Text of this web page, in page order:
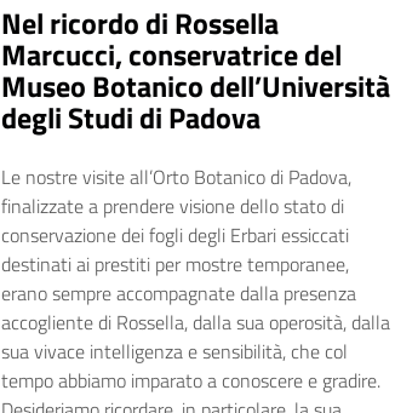
Nel ricordo di Rossella
Marcucci, conservatrice del
Museo Botanico dell’Università
degli Studi di Padova
Le nostre visite all’Orto Botanico di Padova,
finalizzate a prendere visione dello stato di
conservazione dei fogli degli Erbari essiccati
destinati ai prestiti per mostre temporanee,
erano sempre accompagnate dalla presenza
accogliente di Rossella, dalla sua operosità, dalla
sua vivace intelligenza e sensibilità, che col
tempo abbiamo imparato a conoscere e gradire.